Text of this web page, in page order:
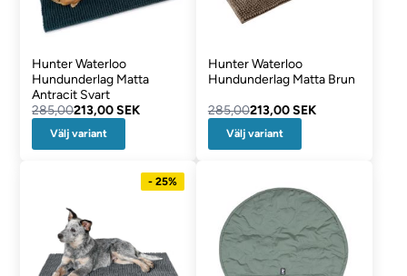
Hunter Waterloo
Hundunderlag Matta
Antracit Svart
285,00213,00 SEK
Välj variant
Hunter Waterloo
Hundunderlag Matta Brun
285,00213,00 SEK
Välj variant
- 25%